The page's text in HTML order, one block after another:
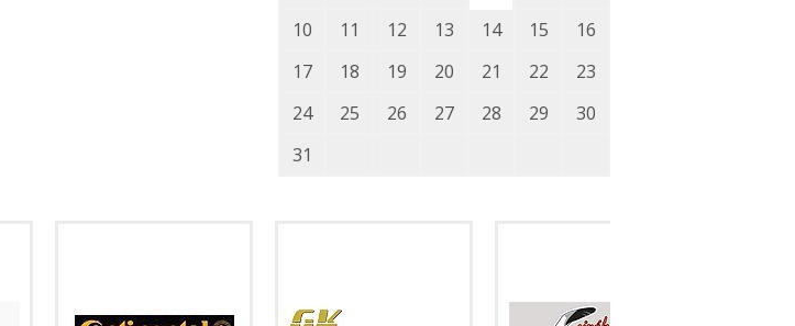
10
11 12 13 14 15
16
17
18 19 20 21 22
23
24
25 26 27 28 29
30
31